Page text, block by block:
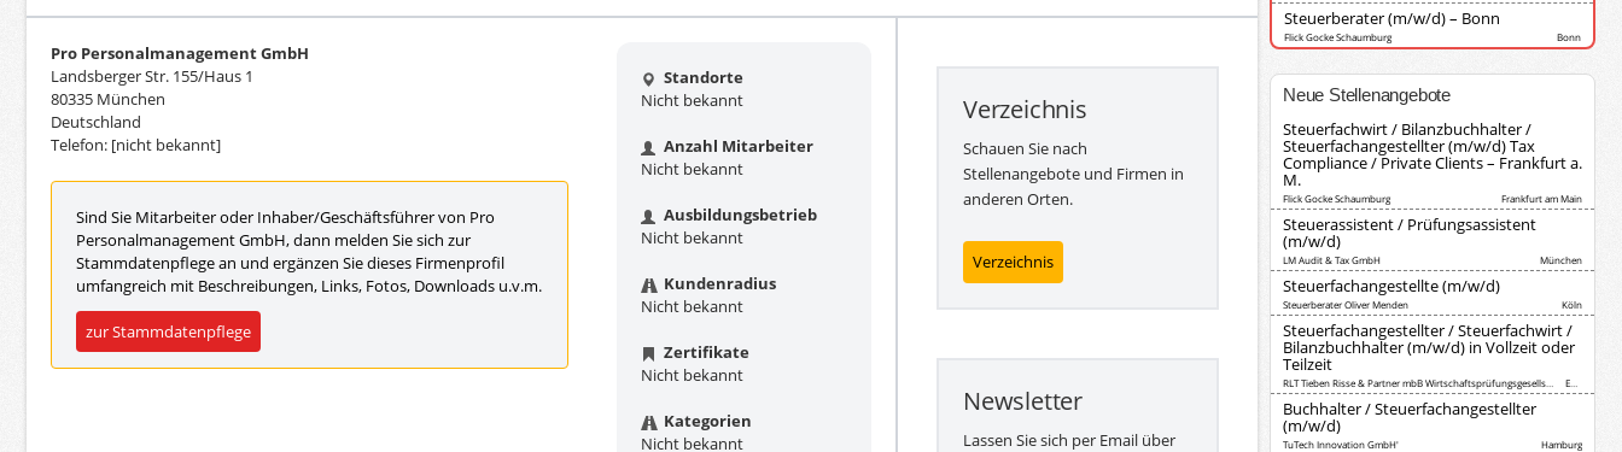
Pro Personalmanagement GmbH
Landsberger Str. 155/Haus 1
80335 München
Deutschland
Telefon: [nicht bekannt]
Sind Sie Mitarbeiter oder Inhaber/Geschäftsführer von Pro
Personalmanagement GmbH, dann melden Sie sich zur
Stammdatenpflege an und ergänzen Sie dieses Firmenprofil
umfangreich mit Beschreibungen, Links, Fotos, Downloads u.v.m.
zur Stammdatenpflege
Standorte
Nicht bekannt
Anzahl Mitarbeiter
Nicht bekannt
Ausbildungsbetrieb
Nicht bekannt
Kundenradius
Nicht bekannt
Zertifikate
Nicht bekannt
Kategorien
Nicht bekannt
Verzeichnis
Schauen Sie nach
Stellenangebote und Firmen in
anderen Orten.
Verzeichnis
Newsletter
Lassen Sie sich per Email über
Steuerberater (m/w/d) – Bonn
Flick Gocke Schaumburg Bonn
Neue Stellenangebote
Steuerfachwirt / Bilanzbuchhalter /
Steuerfachangestellter (m/w/d) Tax
Compliance / Private Clients – Frankfurt a.
M.
Flick Gocke Schaumburg Frankfurt am Main
Steuerassistent / Prüfungsassistent
(m/w/d)
LM Audit & Tax GmbH München
Steuerfachangestellte (m/w/d)
Steuerberater Oliver Menden Köln
Steuerfachangestellter / Steuerfachwirt /
Bilanzbuchhalter (m/w/d) in Vollzeit oder
Teilzeit
Buchhalter / Steuerfachangestellter
(m/w/d)
TuTech Innovation GmbH' Hamburg